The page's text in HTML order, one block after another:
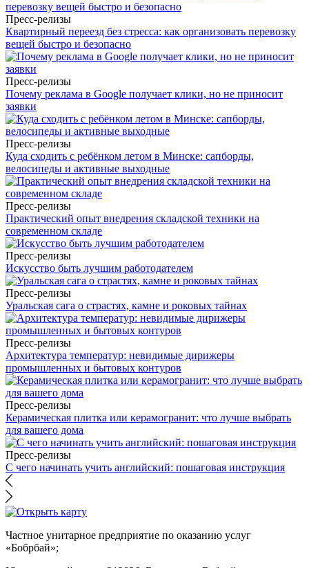
Пресс-релизы
Квартирный переезд без стресса: как организовать перевозку
вещей быстро и безопасно
Пресс-релизы
Почему реклама в Google получает клики, но не приносит
заявки
Пресс-релизы
Куда сходить с ребёнком летом в Минске: сапборды,
велосипеды и активные выходные
Пресс-релизы
Практический опыт внедрения складской техники на
современном складе
Пресс-релизы
Искусство быть лучшим работодателем
Пресс-релизы
Уральская сага о страстях, камне и роковых тайнах
Пресс-релизы
Архитектура температур: невидимые дирижеры
промышленных и бытовых контуров
Пресс-релизы
Керамическая плитка или керамогранит: что лучше выбрать
для вашего дома
Пресс-релизы
С чего начинать учить английский: пошаговая инструкция
Частное унитарное предприятие по оказанию услуг
«Бобрбай»;